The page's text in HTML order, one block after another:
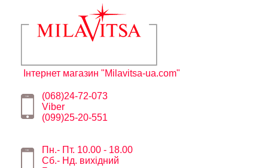
Інтернет магазин "Milavitsa-ua.com"
(068)24-72-073
Viber
(099)25-20-551
Пн.- Пт. 10.00 - 18.00
Сб.- Нд. вихідний